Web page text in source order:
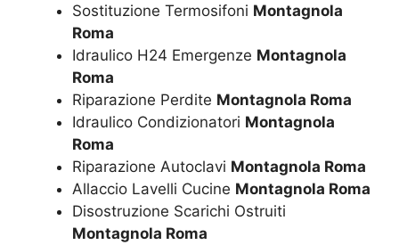
Sostituzione Termosifoni Montagnola
Roma
Idraulico H24 Emergenze Montagnola
Roma
Riparazione Perdite Montagnola Roma
Idraulico Condizionatori Montagnola
Roma
Riparazione Autoclavi Montagnola Roma
Allaccio Lavelli Cucine Montagnola Roma
Disostruzione Scarichi Ostruiti
Montagnola Roma